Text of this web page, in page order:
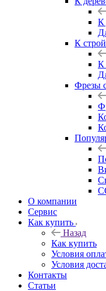
К
К
К
Фрезы
О компании
Сервис
Как купить
Назад
Как купить
Условия
Условия
Контакты
Статьи